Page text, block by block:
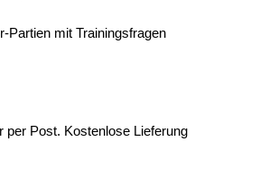
Partien mit Trainingsfragen
per Post. Kostenlose Lieferung